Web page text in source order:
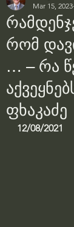
რომ
… – რა
ფხაკაძე
Mar 15, 2023
12/08/2021